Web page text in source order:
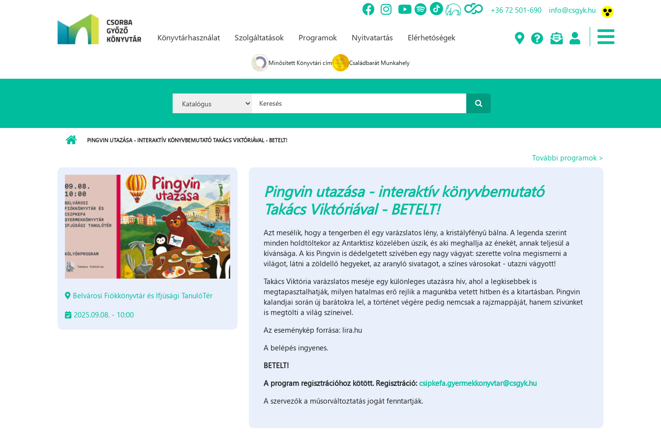
+36 72 501-690 info@csgyk.hu
Könyvtárhasználat Szolgáltatások Programok Nyitvatartás Elérhetőségek
Minősített Könyvtári cím Családbarát Munkahely
Option:
Keresés űrlap
PINGVIN UTAZÁSA - INTERAKTÍV KÖNYVBEMUTATÓ TAKÁCS VIKTÓRIÁVAL - BETELT!
További programok >
Belvárosi Fiókkönyvtár és Ifjúsági TanulóTér
2025.09.08. - 10:00
Pingvin utazása - interaktív könyvbemutató
Takács Viktóriával - BETELT!
Azt mesélik, hogy a tengerben él egy varázslatos lény, a kristályfényű bálna. A legenda szerint
minden holdtöltekor az Antarktisz közelében úszik, és aki meghallja az énekét, annak teljesül a
kívánsága. A kis Pingvin is dédelgetett szívében egy nagy vágyat: szerette volna megismerni a
világot, látni a zöldellő hegyeket, az aranyló sivatagot, a színes városokat - utazni vágyott!
Takács Viktória varázslatos meséje egy különleges utazásra hív, ahol a legkisebbek is
megtapasztalhatják, milyen hatalmas erő rejlik a magunkba vetett hitben és a kitartásban. Pingvin
kalandjai során új barátokra lel, a történet végére pedig nemcsak a rajzmappáját, hanem szívünket
is megtölti a világ színeivel.
Az eseménykép forrása: lira.hu
A belépés ingyenes.
BETELT!
A program regisztrációhoz kötött. Regisztráció: csipkefa.gyermekkonyvtar@csgyk.hu
A szervezők a műsorváltoztatás jogát fenntartják.